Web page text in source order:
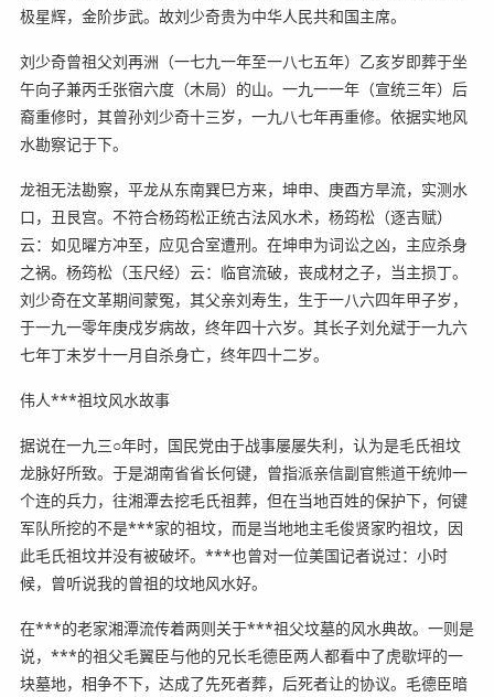
极星辉，金阶步武。故刘少奇贵为中华人民共和国主席。
刘少奇曾祖父刘再洲（一七九一年至一八七五年）乙亥岁即葬于坐
午向子兼丙壬张宿六度（木局）的山。一九一一年（宣统三年）后
裔重修时，其曾孙刘少奇十三岁，一九八七年再重修。依据实地风
水勘察记于下。
龙祖无法勘察，平龙从东南巽巳方来，坤申、庚酉方旱流，实测水
口，丑艮宫。不符合杨筠松正统古法风水术，杨筠松（逐吉赋）
云：如见曜方冲至，应见合室遭刑。在坤申为词讼之凶，主应杀身
之祸。杨筠松（玉尺经）云：临官流破，丧成材之子，当主损丁。
刘少奇在文革期间蒙冤，其父亲刘寿生，生于一八六四年甲子岁，
于一九一零年庚戍岁病故，终年四十六岁。其长子刘允斌于一九六
七年丁未岁十一月自杀身亡，终年四十二岁。
伟人***祖坟风水故事
据说在一九三○年时，国民党由于战事屡屡失利，认为是毛氏祖坟
龙脉好所致。于是湖南省省长何键，曾指派亲信副官熊道干统帅一
个连的兵力，往湘潭去挖毛氏祖葬，但在当地百姓的保护下，何键
军队所挖的不是***家的祖坟，而是当地地主毛俊贤家旳祖坟，因
此毛氏祖坟并没有被破坏。***也曾对一位美国记者说过：小时
候，曾听说我的曾祖的坟地风水好。
在***的老家湘潭流传着两则关于***祖父坟墓的风水典故。一则是
说，***的祖父毛翼臣与他的兄长毛德臣两人都看中了虎歇坪的一
块墓地，相争不下，达成了先死者葬，后死者让的协议。毛德臣暗